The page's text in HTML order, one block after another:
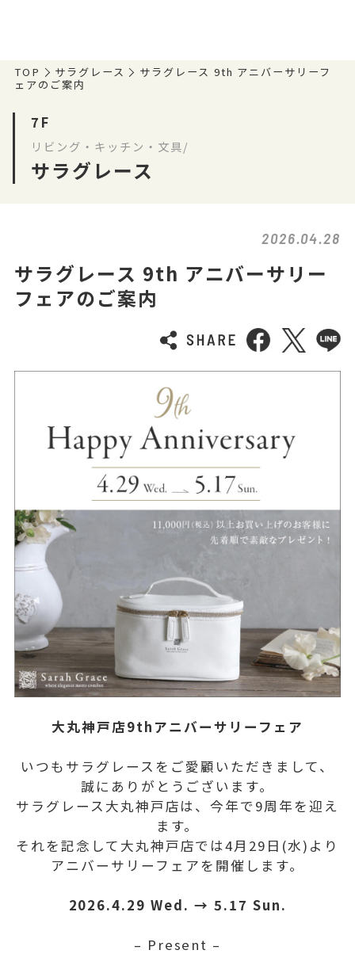
TOP サラグレース
サラグレース 9th アニバーサリーフ
ェアのご案内
7F
リビング・キッチン・文具/
サラグレース
2026.04.28
サラグレース 9th アニバーサリー
フェアのご案内
大丸神戸店9thアニバーサリーフェア
いつもサラグレースをご愛顧いただきまして、
誠にありがとうございます。
サラグレース大丸神戸店は、今年で9周年を迎え
ます。
それを記念して大丸神戸店では4月29日(水)より
アニバーサリーフェアを開催します。
2026.4.29 Wed. → 5.17 Sun.
– Present –